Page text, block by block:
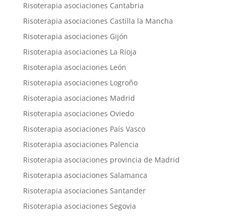
Risoterapia asociaciones Cantabria
Risoterapia asociaciones Castilla la Mancha
Risoterapia asociaciones Gijón
Risoterapia asociaciones La Rioja
Risoterapia asociaciones León
Risoterapia asociaciones Logroño
Risoterapia asociaciones Madrid
Risoterapia asociaciones Oviedo
Risoterapia asociaciones País Vasco
Risoterapia asociaciones Palencia
Risoterapia asociaciones provincia de Madrid
Risoterapia asociaciones Salamanca
Risoterapia asociaciones Santander
Risoterapia asociaciones Segovia